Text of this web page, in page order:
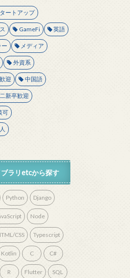
ートアップ
GameFi 英語
メディア
外資系
迎 中国語
新卒歓迎
可
ラリetcから探す
Python Django
Node
CSS Typescript
Kotlin C C#
R Flutter SQL